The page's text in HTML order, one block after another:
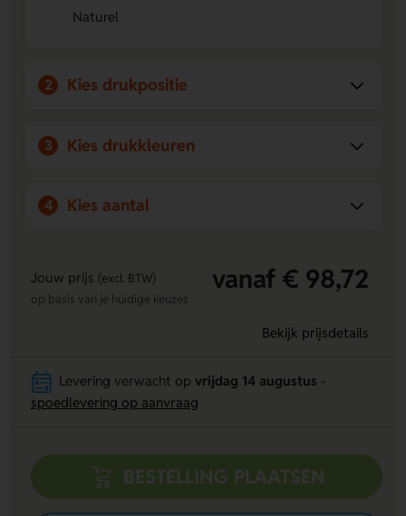
voor directe verzorging.
Naturel
2 Kies drukpositie
3 Kies drukkleuren
4 Kies aantal
Jouw prijs (excl. BTW) vanaf € 98,72
op basis van je huidige keuzes
Bekijk prijsdetails
Levering verwacht opvrijdag 14 augustus
spoedlevering op aanvraag
BESTELLING PLAATSEN